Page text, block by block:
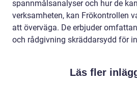
spannmålsanalyser och hur de
verksamheten, kan Frökontrollen
att överväga. De erbjuder
och rådgivning skräddarsydd för
Läs fler